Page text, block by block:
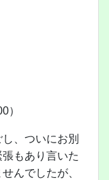
）
、ついにお別
もあり言いた
んでしたが、